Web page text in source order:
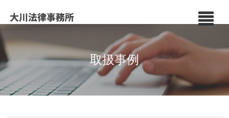
取扱事例